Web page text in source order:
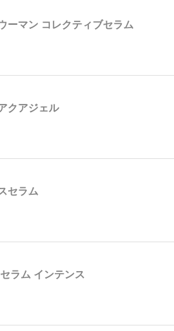
ーマン コレクティブセラム
クアジェル
セラム
ラム インテンス